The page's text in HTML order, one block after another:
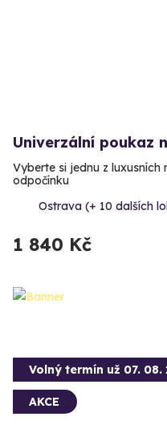
Univerzální poukaz
Vyberte si jednu z
odpočínku
Ostrava (+ 10 dalších
1 840 Kč
Volný termín už 07. 08.
AKCE